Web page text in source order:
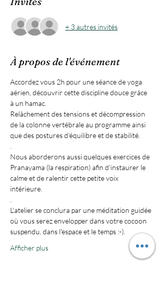
+ 3 autres invités
À propos de l'événement
Accordez vous 2h pour une séance de yoga
aérien, découvrir cette discipline douce grâce
Relâchement des tensions et décompression
de la colonne vertébrale au programme ainsi
Nous aborderons aussi quelques exercices de
Pranayama (la respiration) afin d'instaurer le
calme et de ralentir cette petite voix
L'atelier se conclura par une méditation guidée
où vous serez envelopper dans votre cocoon
Afficher plus